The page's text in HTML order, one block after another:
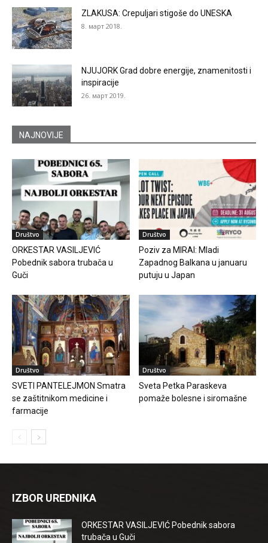
ZLAKUSA: Crepuljari stigoše do UNESKA
8. март 2018.
NJUJORK Grad dobre energije, znamenitosti i
inspiracije
26. март 2019.
NAJNOVIJE
Društvo
ORKESTAR VASILJEVIĆ
Pobednik sabora trubača u
Guči
Društvo
Poziv za MIRAI: Mladi
Zapadnog Balkana u januaru
putuju u Japan
Društvo
SVETI PANTELEJMON Smatra
se zaštitnikom medicine i
farmacije
Društvo
Sveta Petka Paraskeva
pomaže bolesne i siromašne
IZBOR UREDNIKA
ORKESTAR VASILJEVIĆ Pobednik sabora
trubača u Guči